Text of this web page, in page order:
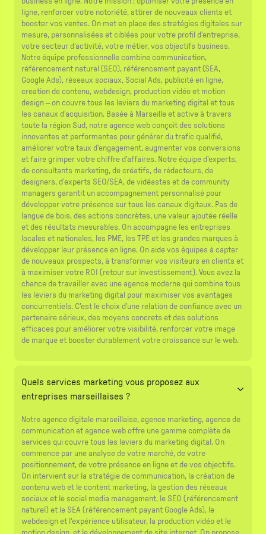
ligne, renforcer votre notoriété, attirer de nouveaux clients et
booster vos ventes. On met en place des stratégies digitales sur
mesure, personnalisées et ciblées pour votre profil d'entreprise,
votre secteur d'activité, votre métier, vos objectifs business.
Notre équipe professionnelle combine communication,
référencement naturel (SEO), référencement payant (SEA,
Google Ads), réseaux sociaux, Social Ads, publicité en ligne,
creation de contenu, webdesign, production vidéo et motion
design – on couvre tous les leviers du marketing digital et tous
les canaux d'acquisition. Basée à Marseille et active à travers
toute la région Sud, notre agence web conçoit des solutions
innovantes et performantes pour générer du trafic qualifié,
améliorer votre taux d'engagement, augmenter vos conversions
et faire grimper votre chiffre d'affaires. Notre équipe d'experts,
de consultants marketing, de créatifs, de rédacteurs, de
designers, d'experts SEO/SEA, de vidéastes et de community
managers garantit un accompagnement personnalisé pour
développer votre présence sur tous les canaux digitaux. Pas de
langue de bois, des actions concrètes, une valeur ajoutée réelle
et des résultats mesurables. On accompagne les entreprises
locales et nationales, les PME, les TPE et les grandes marques à
développer leur présence en ligne. On aide vos équipes à capter
de nouveaux prospects, à transformer vos visiteurs en clients et
à maximiser votre ROI (retour sur investissement). Vous avez la
chance de travailler avec une agence moderne qui combine tous
les leviers du marketing digital pour maximiser vos avantages
concurrentiels. C'est le choix d'une relation de confiance avec un
partenaire sérieux, des moyens concrets et des solutions
efficaces pour améliorer votre visibilité, renforcer votre image
de marque et booster durablement votre croissance sur le web.
Quels services marketing vous proposez aux
entreprises marseillaises ?
Notre agence digitale marseillaise, agence marketing, agence de
communication et agence web offre une gamme complète de
services qui couvre tous les leviers du marketing digital. On
commence par une analyse de votre marché, de votre
positionnement, de votre présence en ligne et de vos objectifs.
On intervient sur la stratégie de communication, la création de
contenu web et le content marketing, la gestion des réseaux
sociaux et le social media management, le SEO (référencement
naturel) et le SEA (référencement payant Google Ads), le
webdesign et l'expérience utilisateur, la production vidéo et le